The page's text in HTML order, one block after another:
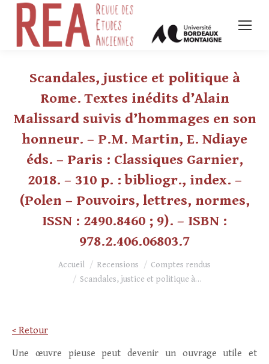
Scandales, justice et politique à
Rome. Textes inédits d’Alain
Malissard suivis d’hommages en son
honneur. – P.M. Martin, E. Ndiaye
éds. – Paris : Classiques Garnier,
2018. – 310 p. : bibliogr., index. –
(Polen – Pouvoirs, lettres, normes,
ISSN : 2490.8460 ; 9). – ISBN :
978.2.406.06803.7
Vous êtes ici :Accueil Recensions
Comptes rendus
Scandales, justice et politique à…
< Retour
Une œuvre pieuse peut devenir un ouvrage utile et